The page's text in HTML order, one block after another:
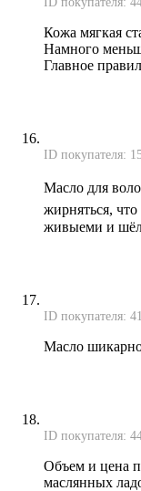
Кожа мягкая
Намного
Главное
ID покупателя:
Масло для
жирняться,
живыеми и
ID покупателя:
Масло
ID покупателя:
Объем и цена
маслянных